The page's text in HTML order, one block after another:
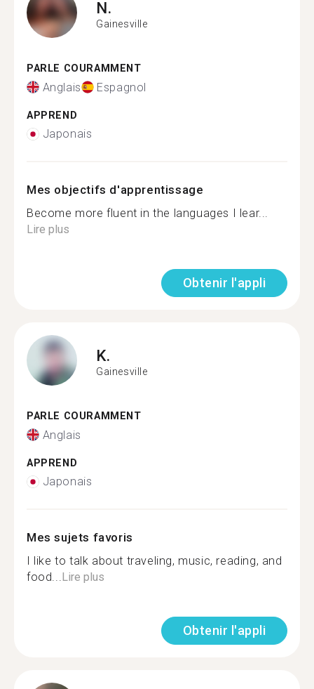
N.
Gainesville
PARLE COURAMMENT
Anglais Espagnol
APPREND
Japonais
Mes objectifs d'apprentissage
Become more fluent in the languages I lear...
Lire plus
Obtenir l'appli
K.
Gainesville
PARLE COURAMMENT
Anglais
APPREND
Japonais
Mes sujets favoris
I like to talk about traveling, music, reading, and
food...Lire plus
Obtenir l'appli